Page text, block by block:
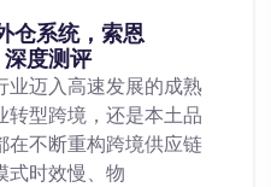
仓系统，索恩
度测评
业迈入高速发展的成熟
转型跨境，还是本土品
在不断重构跨境供应链
式时效慢、物